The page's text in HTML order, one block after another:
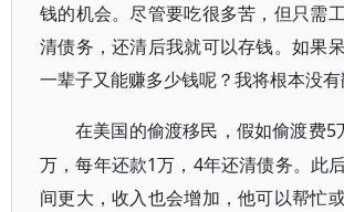
钱的机会。尽管要吃很多苦，但只需
清债务，还清后我就可以存钱。如果
一辈子又能赚多少钱呢？我将根本没
在美国的偷渡移民，假如偷渡费5
万，每年还款1万，4年还清债务。此
间更大，收入也会增加，他可以帮忙